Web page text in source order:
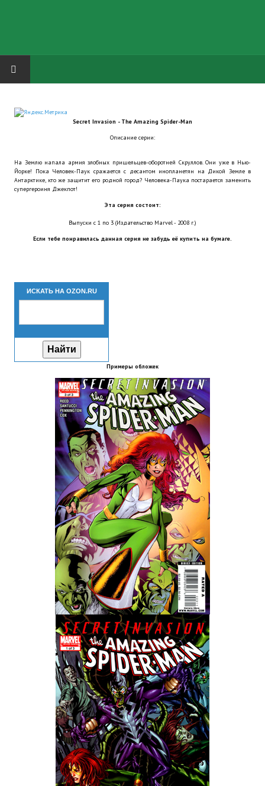
Русская биржа
Теневой кардинал для Обливиона
Aliens vs Predator 2 (Русские субтитры)
Моды группы
Теневой кардинал для Скайрима
Работы Alexandra10
Apella CBBE SSE BodySlide (with Physics)
Apella 2.0 CBBE SSE BodySlide (with Physics)
Kitana CBBE SSE BodySlide (with Physics)
Nekomimi
New Light Skyrim SE
SB Corset Armor CBBE SSE BodySlide (with Physics)
Wedding Wear CBBE SSE BodySlide (with Physics)
Работы Тестера 55
Наёмный оборотень
Небесный воин
Немного героев меча и магии
Расширенная версия Х3
REBalance
Работы Kuroneko
Doom 3 Remaster Fan Edition
X2 - The Threat Remaster Fan Edition
Quake III Arena Remaster Fan Edition
Secret Invasion - The Amazing Spider-Man
Описание серии:
На Землю напала армия злобных пришельцев-оборотней Скруллов. Они уже в Нью-
Йорке! Пока Человек-Паук сражается с десантом инопланетян на Дикой Земле в
Антарктике, кто же защитит его родной город? Человека-Паука постарается заменить
супергероиня Джекпот!
Эта серия состоит:
Выпуски с 1 по 3 (Издательство Marvel - 2008 г.)
Если тебе понравилась данная серия не забудь её купить на бумаге.
ИСКАТЬ НА OZON.RU
Примеры обложек